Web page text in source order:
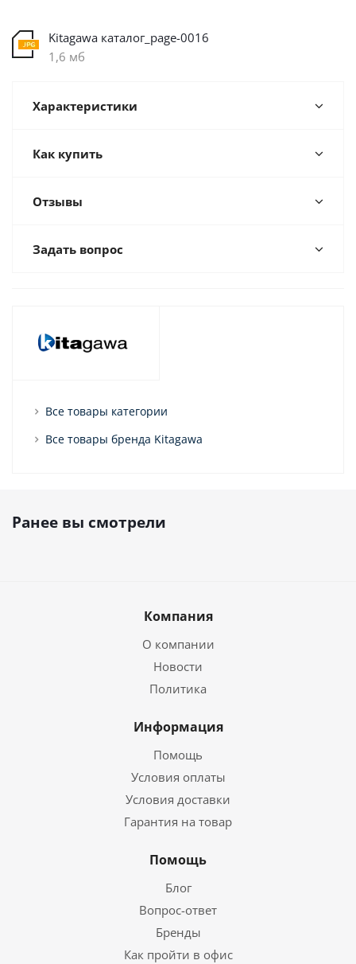
Kitagawa каталог_page-0016
1,6 мб
Характеристики
Как купить
Отзывы
Задать вопрос
Все товары категории
Все товары бренда Kitagawa
Ранее вы смотрели
Компания
О компании
Новости
Политика
Информация
Помощь
Условия оплаты
Условия доставки
Гарантия на товар
Помощь
Блог
Вопрос-ответ
Бренды
Как пройти в офис